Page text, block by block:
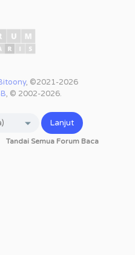
, ©2021-2026
, © 2002-2026.
Tandai Semua Forum Baca